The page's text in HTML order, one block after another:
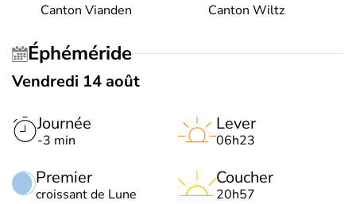
Canton Vianden
Canton Wiltz
Éphéméride
Vendredi 14 août
Journée
-3 min
Premier
croissant de Lune
Lever
06h23
Coucher
20h57